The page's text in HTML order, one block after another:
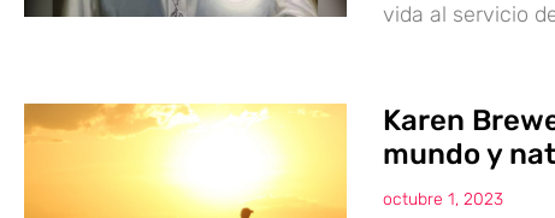
vida al servicio
Karen
mundo y
octubre 1, 2023